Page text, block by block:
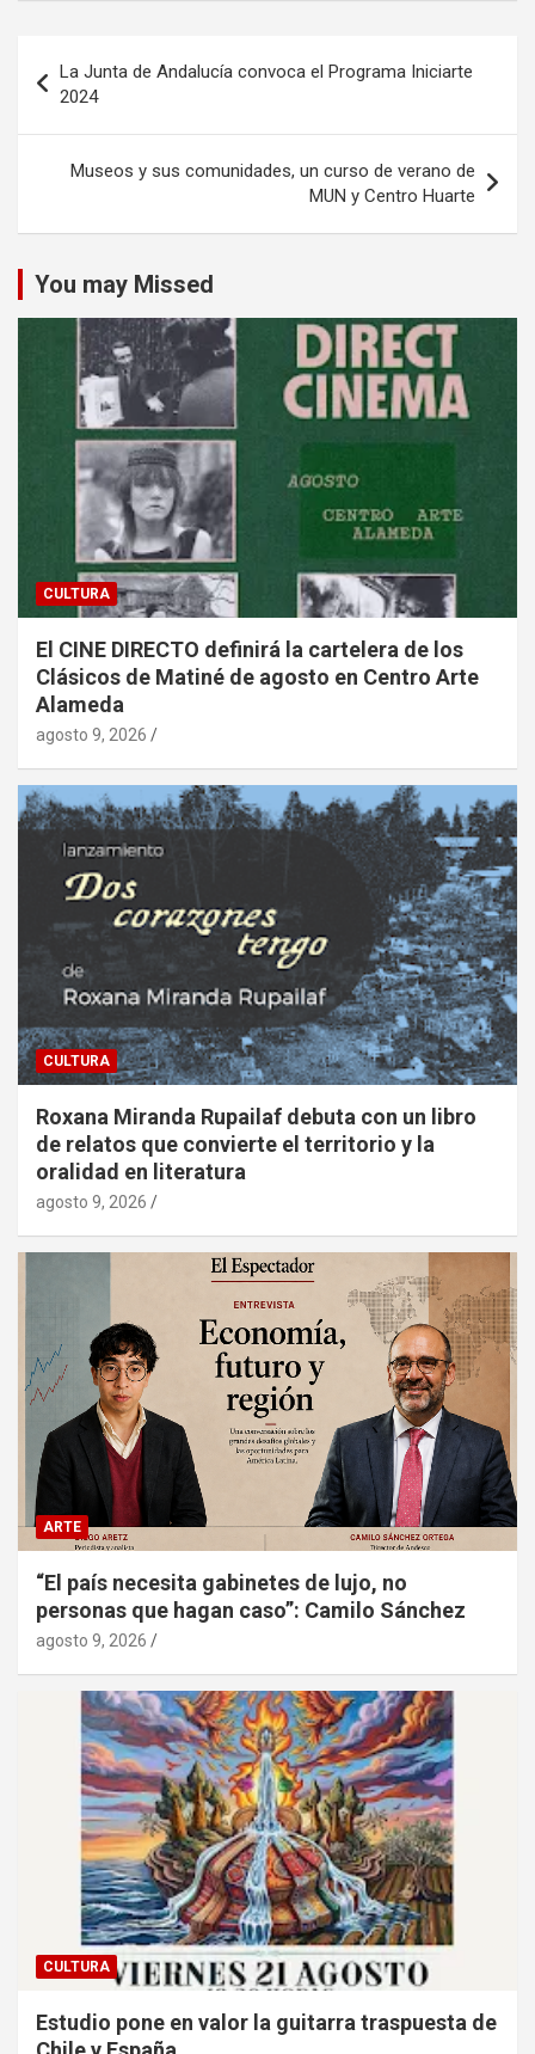
de
entradas
La Junta de Andalucía convoca el Programa Iniciarte
2024
Museos y sus comunidades, un curso de verano de
MUN y Centro Huarte
You may Missed
CULTURA
El CINE DIRECTO definirá la cartelera de los
Clásicos de Matiné de agosto en Centro Arte
Alameda
agosto 9, 2026
CULTURA
Roxana Miranda Rupailaf debuta con un libro
de relatos que convierte el territorio y la
oralidad en literatura
agosto 9, 2026
ARTE
“El país necesita gabinetes de lujo, no
personas que hagan caso”: Camilo Sánchez
agosto 9, 2026
CULTURA
Estudio pone en valor la guitarra traspuesta de